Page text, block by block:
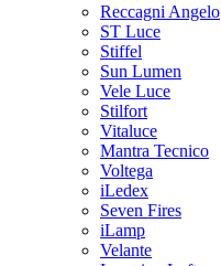
Reccagni Angelo
ST Luce
Stiffel
Sun Lumen
Vele Luce
Stilfort
Vitaluce
Mantra Tecnico
Voltega
iLedex
Seven Fires
iLamp
Velante